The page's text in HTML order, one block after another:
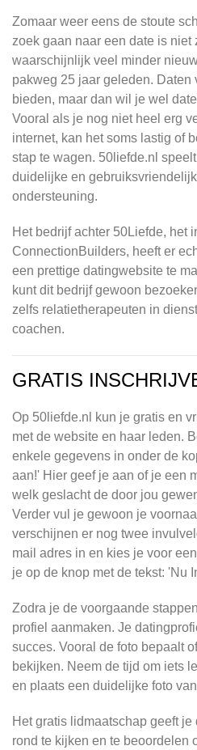
Zomaar weer eens de stoute
zoek gaan naar een date is niet
waarschijnlijk veel minder
pakweg 25 jaar geleden. Daten
bieden, maar dan wil je wel
Vooral als je nog niet heel erg
internet, kan het soms lastig of
stap te wagen. 50liefde.nl
duidelijke en
ondersteuning.
Het bedrijf achter 50Liefde, het
ConnectionBuilders, heeft er
een prettige datingwebsite te
kunt dit bedrijf gewoon
zelfs relatietherapeuten in
coachen.
GRATIS
Op 50liefde.nl kun je gratis en
met de website en haar leden.
enkele gegevens in onder de
aan!' Hier geef je aan of je een
welk geslacht de door jou
Verder vul je gewoon je
verschijnen er nog twee
mail adres in en kies je voor
je op de knop met de tekst: 'Nu
Zodra je de voorgaande
profiel aanmaken. Je
succes. Vooral de foto bepaalt
bekijken. Neem de tijd om iets
en plaats een duidelijke foto
Het gratis lidmaatschap geeft
rond te kijken en te beoordelen